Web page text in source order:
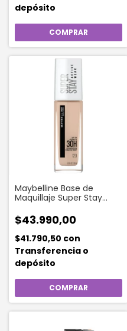
depósito
Maybelline Base de
Maquillaje Super Stay
Classic Ivory
$43.990,00
$41.790,50 con
Transferencia o
depósito